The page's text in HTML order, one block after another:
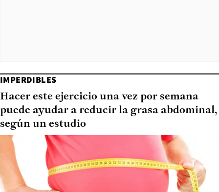
IMPERDIBLES
Hacer este ejercicio una vez por semana
puede ayudar a reducir la grasa abdominal,
según un estudio